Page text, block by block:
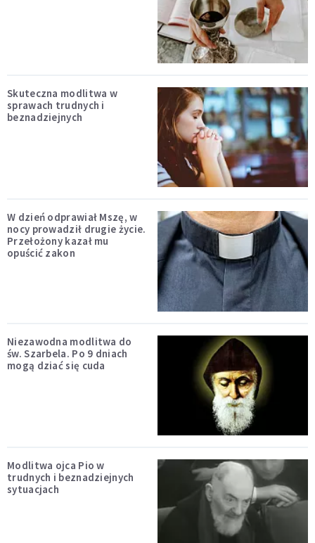
Skuteczna modlitwa w
sprawach trudnych i
beznadziejnych
W dzień odprawiał Mszę, w
nocy prowadził drugie życie.
Przełożony kazał mu
opuścić zakon
Niezawodna modlitwa do
św. Szarbela. Po 9 dniach
mogą dziać się cuda
Modlitwa ojca Pio w
trudnych i beznadziejnych
sytuacjach